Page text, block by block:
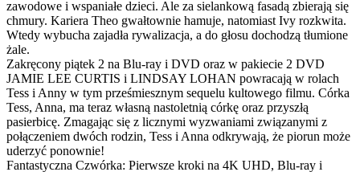
zawodowe i wspaniałe dzieci. Ale za sielankową fasadą zbierają się
chmury. Kariera Theo gwałtownie hamuje, natomiast Ivy rozkwita.
Wtedy wybucha zajadła rywalizacja, a do głosu dochodzą tłumione
żale.
Zakręcony piątek 2 na Blu-ray i DVD oraz w pakiecie 2 DVD
JAMIE LEE CURTIS i LINDSAY LOHAN powracają w rolach
Tess i Anny w tym prześmiesznym sequelu kultowego filmu. Córka
Tess, Anna, ma teraz własną nastoletnią córkę oraz przyszłą
pasierbicę. Zmagając się z licznymi wyzwaniami związanymi z
połączeniem dwóch rodzin, Tess i Anna odkrywają, że piorun może
uderzyć ponownie!
Fantastyczna Czwórka: Pierwsze kroki na 4K UHD, Blu-ray i